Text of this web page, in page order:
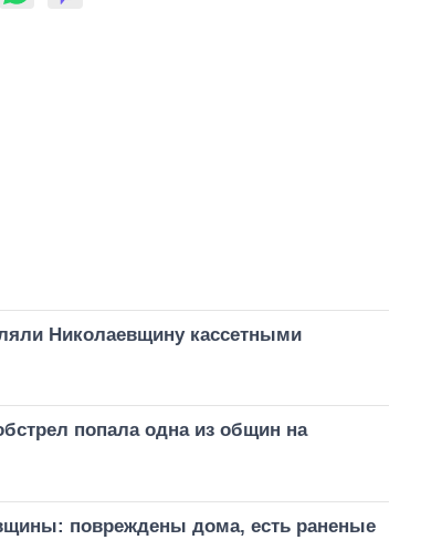
Николаевщину кассетными
попала одна из общин на
повреждены дома, есть раненые